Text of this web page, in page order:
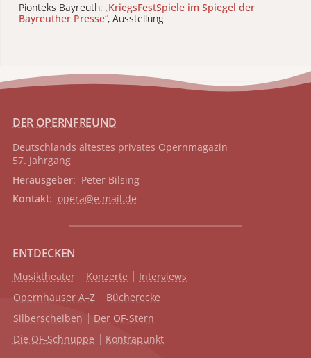
Pionteks Bayreuth: „KriegsFestSpiele im Spiegel der
Bayreuther Presse“, Ausstellung
DER OPERNFREUND
Deutschlands ältestes privates Opernmagazin
57. Jahrgang
Herausgeber: Peter Bilsing
Kontakt: opera@e.mail.de
ENTDECKEN
Musiktheater Konzerte
Interviews
Opernhäuser A–Z
Bücherecke
Silberscheiben
Der OF-Stern
Die OF-Schnuppe
Kontrapunkt